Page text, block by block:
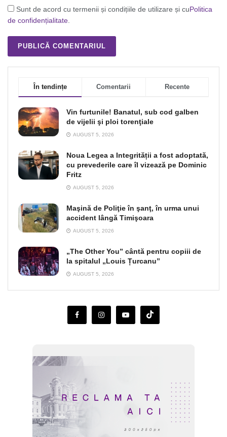
Sunt de acord cu termenii și condițiile de utilizare și cuPolitica
de confidențialitate
În tendințe Comentarii Recente
Vin furtunile! Banatul, sub cod galben
de vijelii şi ploi torenţiale
AUGUST 5, 2026
Noua Legea a Integrității a fost adoptată,
cu prevederile care îl vizează pe Dominic
Fritz
AUGUST 5, 2026
Maşină de Poliţie în şanţ, în urma unui
accident lângă Timişoara
AUGUST 5, 2026
„The Other You” cântă pentru copiii de
la spitalul „Louis Țurcanu”
AUGUST 5, 2026